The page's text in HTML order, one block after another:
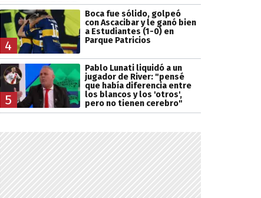
4
Boca fue sólido, golpeó
con Ascacibar y le ganó bien
a Estudiantes (1-0) en
Parque Patricios
5
Pablo Lunati liquidó a un
jugador de River: "pensé
que había diferencia entre
los blancos y los 'otros',
pero no tienen cerebro"